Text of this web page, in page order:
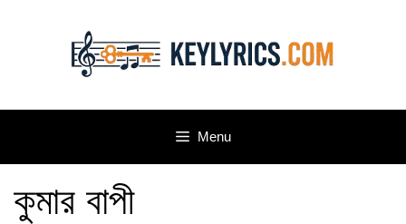
Menu
কুমার বাপী